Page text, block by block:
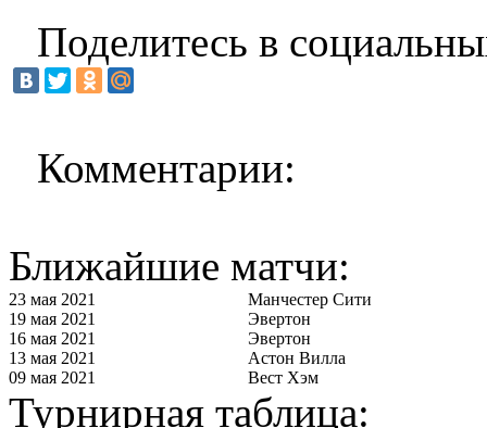
Поделитесь в
Комментарии:
Ближайшие матчи:
23 мая 2021
Манчестер Сити
19 мая 2021
Эвертон
16 мая 2021
Эвертон
13 мая 2021
Астон Вилла
09 мая 2021
Вест Хэм
Турнирная таблица: